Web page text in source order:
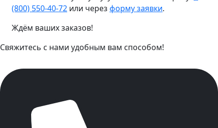
(800) 550-40-72 или через форму заявки.
Ждём ваших заказов!
Свяжитесь с нами удобным вам способом!